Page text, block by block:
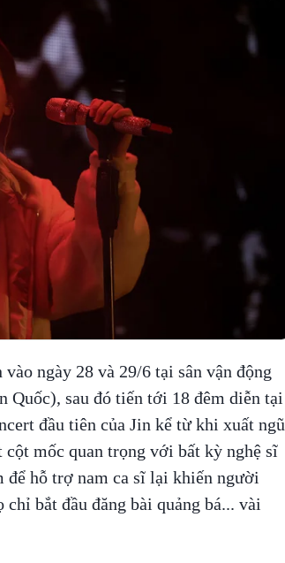
ngày 28 và 29/6 tại sân vận động
Quốc), sau đó tiến tới 18 đêm diễn tại
đầu tiên của Jin kể từ khi xuất ngũ
mốc quan trọng với bất kỳ nghệ sĩ
hỗ trợ nam ca sĩ lại khiến người
bắt đầu đăng bài quảng bá... vài